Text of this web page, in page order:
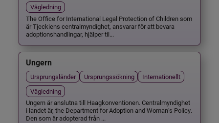
Vägledning
The Office for International Legal Protection of Children som
är Tjeckiens centralmyndighet, ansvarar för att bevara
adoptionshandlingar, hjälper til...
Ungern
Ursprungsländer Ursprungssökning
Internationellt
Vägledning
Ungern är anslutna till Haagkonventionen. Centralmyndighet
i landet är, the Department for Adoption and Woman’s Policy.
Den som är adopterad från ...